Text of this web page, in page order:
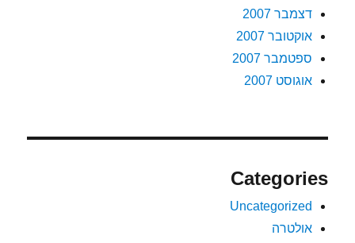
דצמבר 2007
אוקטובר 2007
ספטמבר 2007
אוגוסט 2007
Categories
Uncategorized
אולטרה